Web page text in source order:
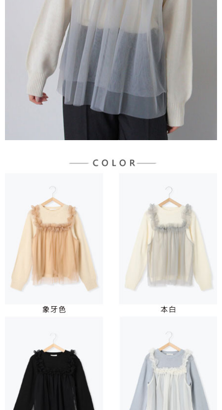
１．透過由恩沛科技股份有限公司提供之「AFTEE先享後付」服務完成之交
易，需依本服務之必要範圍內提供個人資料，並將交易相關給付款項請求債
權轉讓予恩沛科技股份有限公司。
２．關於個人資料處理事宜，請瀏覽以下網址：
https://aftee.tw/terms/#terms3
３．未成年的使用者請事先徵得法定代理人或監護人之同意方可使用
「AFTEE先享後付」，若未經同意申辦者引起之損失，本公司不負相關責
４．使用「AFTEE先享後付」時，將依據個別帳號之用戶狀況，依本公司即
時審查核予不同之上限額度；若仍有額度不足之情形，本公司將視審查結果
請求用戶進行身份認證。
５．嚴禁一人註冊多個帳號或使用他人資訊註冊。若發現惡意使用之情形，
恩沛科技股份有限公司將有權停止該用戶之使用額度並採取法律行動。
每筆NT$60，滿NT$888(含以上)免運費
每筆NT$60，滿NT$888(含以上)免運費
每筆NT$90，滿NT$888(含以上)免運費